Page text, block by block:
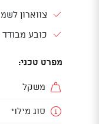
צווארון
כובע
מפרט טכני:
משקל
סוג מילוי